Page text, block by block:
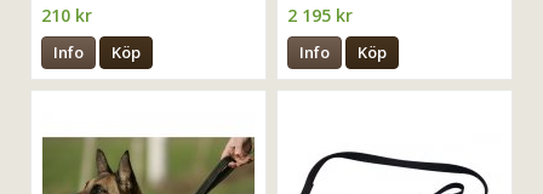
210 kr
Info Köp
2 195 kr
Info Köp